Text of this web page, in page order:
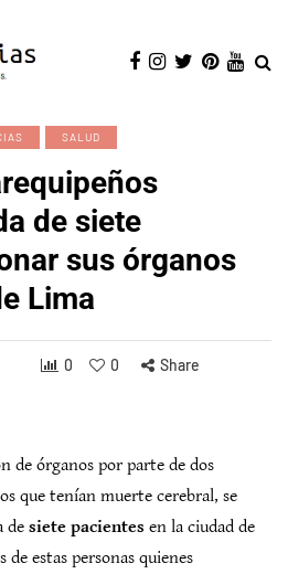
SALUD
de siete
sus órganos
Lima
0 0 Share
de órganos por parte de dos
que tenían muerte cerebral, se
de siete pacientes en la ciudad de
de estas personas quienes